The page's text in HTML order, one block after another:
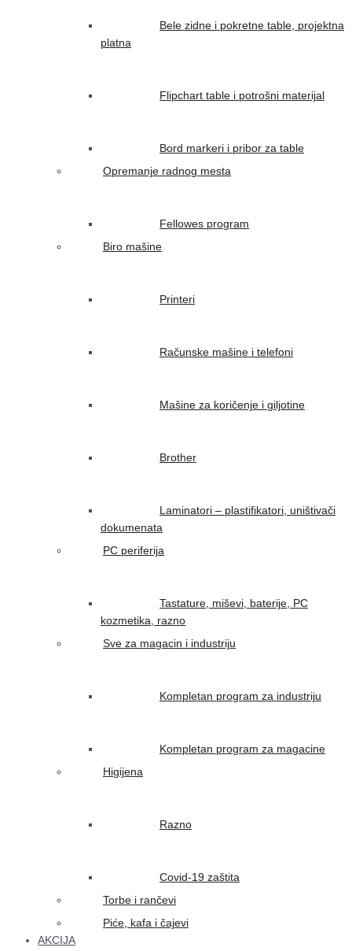
Bele zidne i pokretne table, projektna
platna
Flipchart table i potrošni materijal
Bord markeri i pribor za table
Opremanje radnog mesta
Fellowes program
Biro mašine
Printeri
Računske mašine i telefoni
Mašine za koričenje i giljotine
Brother
Laminatori – plastifikatori, uništivači
dokumenata
PC periferija
Tastature, miševi, baterije, PC
kozmetika, razno
Sve za magacin i industriju
Kompletan program za industriju
Kompletan program za magacine
Higijena
Razno
Covid-19 zaštita
Torbe i rančevi
Piće, kafa i čajevi
AKCIJA